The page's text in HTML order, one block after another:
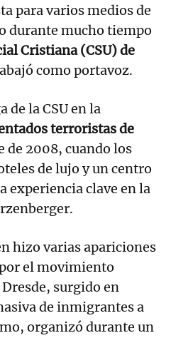
para varios medios de
durante mucho tiempo
Cristiana (CSU) de
como portavoz.
de la CSU en la
terroristas de
de 2008, cuando los
de lujo y un centro
experiencia clave en la
hizo varias apariciones
el movimiento
surgido en
de inmigrantes a
organizó durante un